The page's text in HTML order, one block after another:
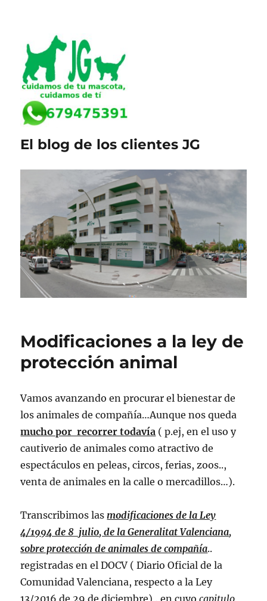
El blog de los clientes JG
Modificaciones a la ley de
protección animal
Vamos avanzando en procurar el bienestar de
los animales de compañía…Aunque nos queda
mucho por recorrer todavía ( p.ej, en el uso y
cautiverio de animales como atractivo de
espectáculos en peleas, circos, ferias, zoos..,
venta de animales en la calle o mercadillos…).
Transcribimos las modificaciones de la Ley
4/1994 de 8 julio, de la Generalitat Valenciana,
sobre protección de animales de compañía..
registradas en el DOCV ( Diario Oficial de la
Comunidad Valenciana, respecto a la Ley
13/2016 de 29 de diciembre) , en cuyocapitulo